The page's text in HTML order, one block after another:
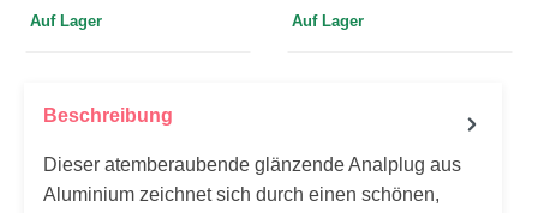
Auf Lager Auf Lager
Beschreibung
Dieser atemberaubende glänzende Analplug aus
Aluminium zeichnet sich durch einen schönen,